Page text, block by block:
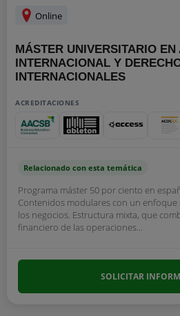
Online
MÁSTER UNIVERSITARIO
INTERNACIONAL Y
INTERNACIONALES
ACREDITACIONES
Relacionado con esta temática
Programa máster 50 por ciento en
Contenidos modulares con un enfoque
los negocios. Estructura mixta, que
financiero de las operaciones...
SOLICITAR